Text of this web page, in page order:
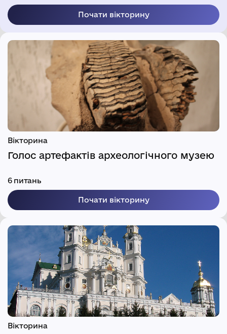
Почати вікторину
Вікторина
Голос артефактів археологічного музею
6 питань
Почати вікторину
Вікторина